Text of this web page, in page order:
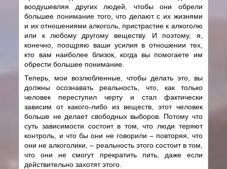
воодушевляя других людей, чтобы они обрели
большее понимание того, что делают с их жизнями
и их отношениями алкоголь, пристрастие к алкоголю
или к любому другому веществу. И поэтому, я,
конечно, поощряю ваши усилия в отношении тех,
кто вам наиболее близок, когда вы помогаете им
обрести большее понимание.
Теперь, мои возлюбленные, чтобы делать это, вы
должны осознавать реальность, что, как только
человек переступил черту и стал фактически
зависим от какого-либо из веществ, этот человек
больше не делает свободных выборов. Потому что
суть зависимости состоит в том, что люди теряют
контроль, и что бы они не говорили – повторяя, что
они не алкоголики, – реальность этого состоит в том,
что они не смогут прекратить пить, даже если
действительно захотят этого.